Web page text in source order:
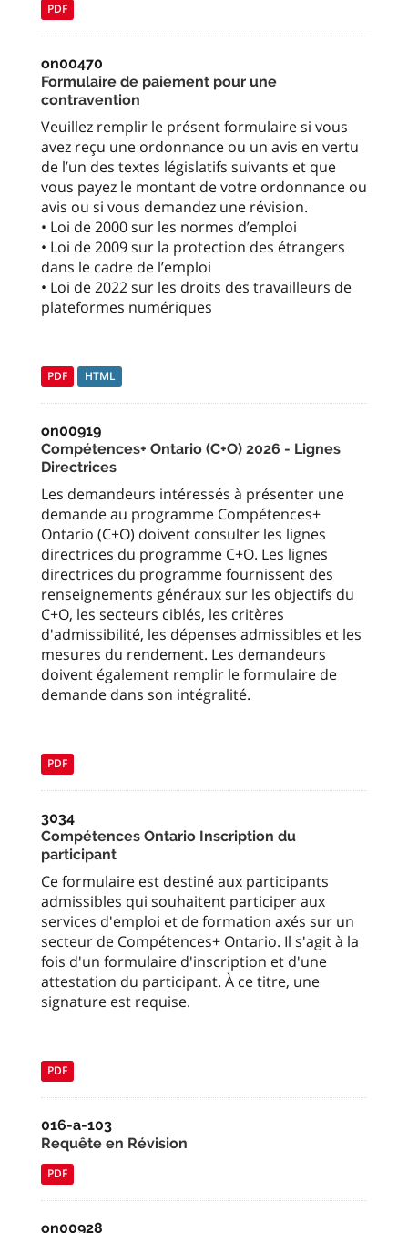
PDF
on00470
Formulaire de paiement pour une
contravention
Veuillez remplir le présent formulaire si vous
avez reçu une ordonnance ou un avis en vertu
de l’un des textes législatifs suivants et que
vous payez le montant de votre ordonnance ou
avis ou si vous demandez une révision.
• Loi de 2000 sur les normes d’emploi
• Loi de 2009 sur la protection des étrangers
dans le cadre de l’emploi
• Loi de 2022 sur les droits des travailleurs de
plateformes numériques
PDF HTML
on00919
Compétences+ Ontario (C+O) 2026 - Lignes
Directrices
Les demandeurs intéressés à présenter une
demande au programme Compétences+
Ontario (C+O) doivent consulter les lignes
directrices du programme C+O. Les lignes
directrices du programme fournissent des
renseignements généraux sur les objectifs du
C+O, les secteurs ciblés, les critères
d'admissibilité, les dépenses admissibles et les
mesures du rendement. Les demandeurs
doivent également remplir le formulaire de
demande dans son intégralité.
PDF
3034
Compétences Ontario Inscription du
participant
Ce formulaire est destiné aux participants
admissibles qui souhaitent participer aux
services d'emploi et de formation axés sur un
secteur de Compétences+ Ontario. Il s'agit à la
fois d'un formulaire d'inscription et d'une
attestation du participant. À ce titre, une
signature est requise.
PDF
016-a-103
Requête en Révision
PDF
on00928